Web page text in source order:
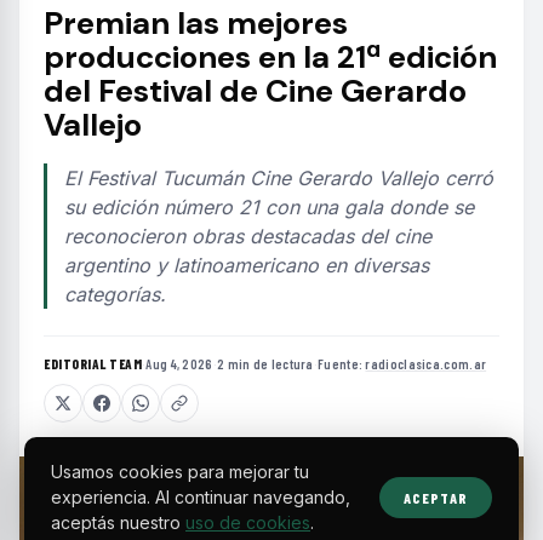
Premian las mejores
producciones en la 21ª edición
del Festival de Cine Gerardo
Vallejo
El Festival Tucumán Cine Gerardo Vallejo cerró
su edición número 21 con una gala donde se
reconocieron obras destacadas del cine
argentino y latinoamericano en diversas
categorías.
EDITORIAL TEAM·Aug 4, 2026 ·2 min de lectura ·Fuente:radioclasica.com.ar
Usamos cookies para mejorar tu
experiencia. Al continuar navegando,
aceptás nuestro uso de cookies.
ACEPTAR